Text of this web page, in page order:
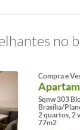
no
Compra e
Sqnw 303
Brasília/
2 quartos, 2
77m2